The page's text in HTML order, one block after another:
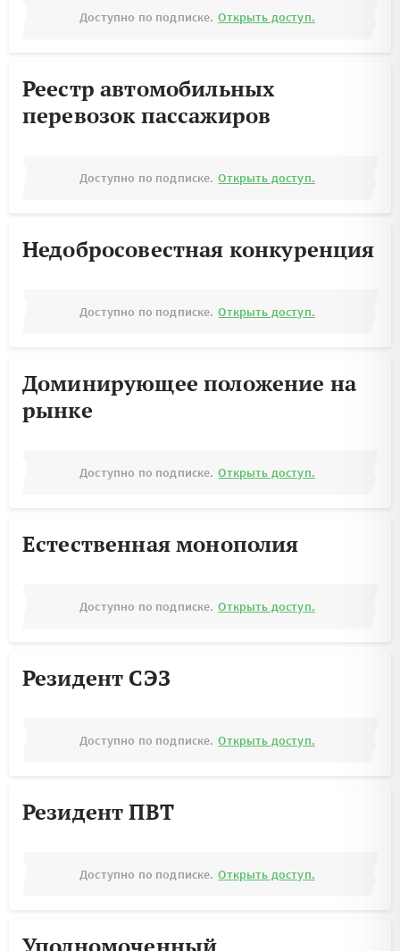
Доступно по подписке. Открыть доступ.
Реестр автомобильных
перевозок пассажиров
Доступно по подписке. Открыть доступ.
Недобросовестная конкуренция
Доступно по подписке. Открыть доступ.
Доминирующее положение на
рынке
Доступно по подписке. Открыть доступ.
Естественная монополия
Доступно по подписке. Открыть доступ.
Резидент СЭЗ
Доступно по подписке. Открыть доступ.
Резидент ПВТ
Доступно по подписке. Открыть доступ.